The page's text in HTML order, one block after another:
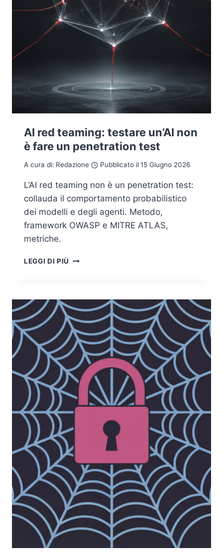
AI red teaming: testare un’AI non
è fare un penetration test
A cura di: Redazione Pubblicato il15 Giugno 2026
L’AI red teaming non è un penetration test:
collauda il comportamento probabilistico
dei modelli e degli agenti. Metodo,
framework OWASP e MITRE ATLAS,
metriche.
LEGGI DI PIÙ AI
UN’AI
NON
È
FARE
UN
PENETRATION
TEST